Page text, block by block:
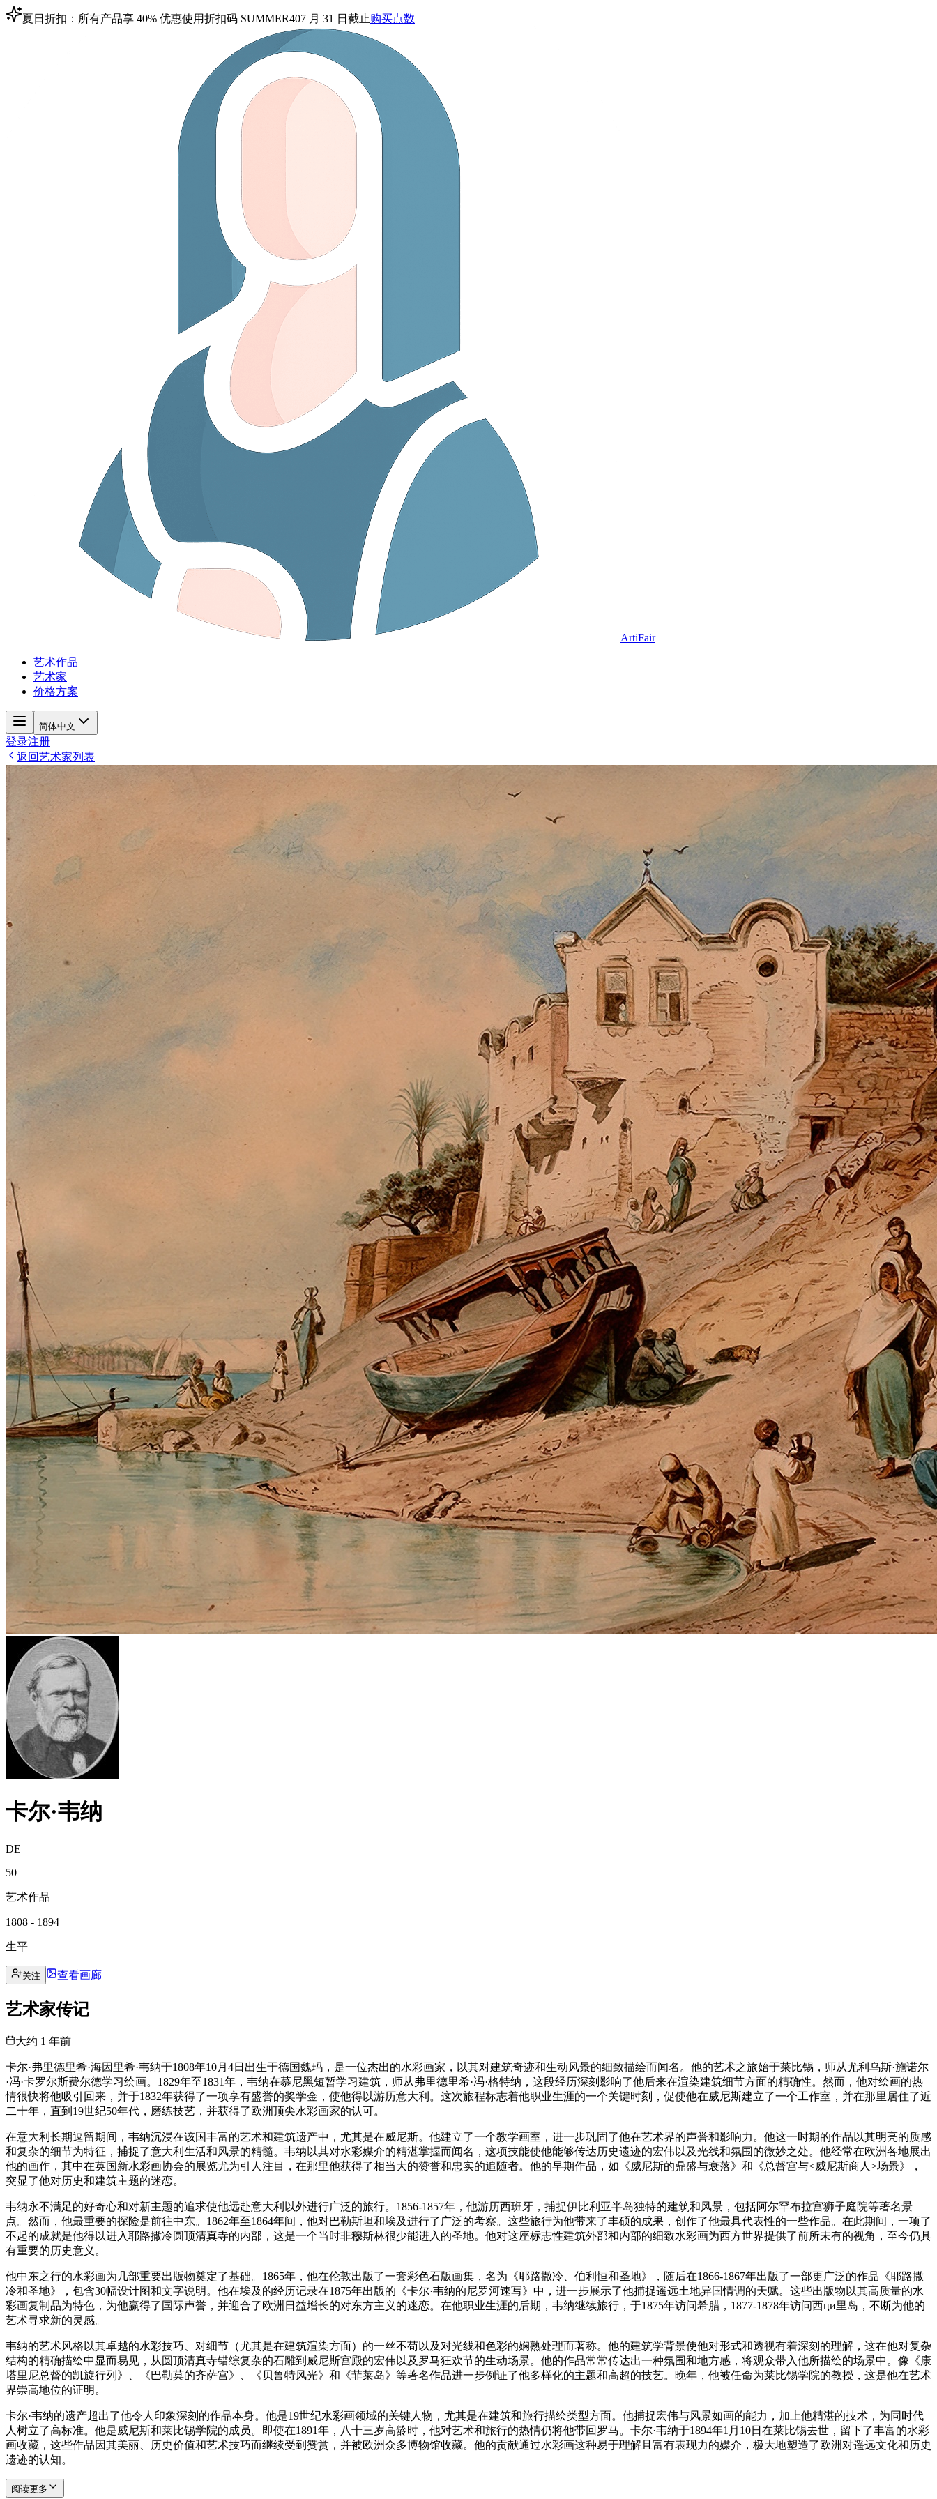
夏日折扣：所有产品享 40% 优惠使用折扣码 SUMMER407 月 31 日截止购买点数
ArtiFair
艺术作品
艺术家
价格方案
简体中文
登录注册
返回艺术家列表
卡尔·韦纳
DE
50
艺术作品
1808 - 1894
生平
关注 查看画廊
艺术家传记
大约 1 年前
卡尔·弗里德里希·海因里希·韦纳于1808年10月4日出生于德国魏玛，是一位杰出的水彩画家，以其对建筑奇迹和生动风景的细致描绘而闻名。他的艺术之旅始于莱比锡，师从尤利乌斯·施诺尔
·冯·卡罗尔斯费尔德学习绘画。1829年至1831年，韦纳在慕尼黑短暂学习建筑，师从弗里德里希·冯·格特纳，这段经历深刻影响了他后来在渲染建筑细节方面的精确性。然而，他对绘画的热
情很快将他吸引回来，并于1832年获得了一项享有盛誉的奖学金，使他得以游历意大利。这次旅程标志着他职业生涯的一个关键时刻，促使他在威尼斯建立了一个工作室，并在那里居住了近
二十年，直到19世纪50年代，磨练技艺，并获得了欧洲顶尖水彩画家的认可。
在意大利长期逗留期间，韦纳沉浸在该国丰富的艺术和建筑遗产中，尤其是在威尼斯。他建立了一个教学画室，进一步巩固了他在艺术界的声誉和影响力。他这一时期的作品以其明亮的质感
和复杂的细节为特征，捕捉了意大利生活和风景的精髓。韦纳以其对水彩媒介的精湛掌握而闻名，这项技能使他能够传达历史遗迹的宏伟以及光线和氛围的微妙之处。他经常在欧洲各地展出
他的画作，其中在英国新水彩画协会的展览尤为引人注目，在那里他获得了相当大的赞誉和忠实的追随者。他的早期作品，如《威尼斯的鼎盛与衰落》和《总督宫与<威尼斯商人>场景》，
突显了他对历史和建筑主题的迷恋。
韦纳永不满足的好奇心和对新主题的追求使他远赴意大利以外进行广泛的旅行。1856-1857年，他游历西班牙，捕捉伊比利亚半岛独特的建筑和风景，包括阿尔罕布拉宫狮子庭院等著名景
点。然而，他最重要的探险是前往中东。1862年至1864年间，他对巴勒斯坦和埃及进行了广泛的考察。这些旅行为他带来了丰硕的成果，创作了他最具代表性的一些作品。在此期间，一项了
不起的成就是他得以进入耶路撒冷圆顶清真寺的内部，这是一个当时非穆斯林很少能进入的圣地。他对这座标志性建筑外部和内部的细致水彩画为西方世界提供了前所未有的视角，至今仍具
有重要的历史意义。
他中东之行的水彩画为几部重要出版物奠定了基础。1865年，他在伦敦出版了一套彩色石版画集，名为《耶路撒冷、伯利恒和圣地》，随后在1866-1867年出版了一部更广泛的作品《耶路撒
冷和圣地》，包含30幅设计图和文字说明。他在埃及的经历记录在1875年出版的《卡尔·韦纳的尼罗河速写》中，进一步展示了他捕捉遥远土地异国情调的天赋。这些出版物以其高质量的水
彩画复制品为特色，为他赢得了国际声誉，并迎合了欧洲日益增长的对东方主义的迷恋。在他职业生涯的后期，韦纳继续旅行，于1875年访问希腊，1877-1878年访问西ци里岛，不断为他的
艺术寻求新的灵感。
韦纳的艺术风格以其卓越的水彩技巧、对细节（尤其是在建筑渲染方面）的一丝不苟以及对光线和色彩的娴熟处理而著称。他的建筑学背景使他对形式和透视有着深刻的理解，这在他对复杂
结构的精确描绘中显而易见，从圆顶清真寺错综复杂的石雕到威尼斯宫殿的宏伟以及罗马狂欢节的生动场景。他的作品常常传达出一种氛围和地方感，将观众带入他所描绘的场景中。像《康
塔里尼总督的凯旋行列》、《巴勒莫的齐萨宫》、《贝鲁特风光》和《菲莱岛》等著名作品进一步例证了他多样化的主题和高超的技艺。晚年，他被任命为莱比锡学院的教授，这是他在艺术
界崇高地位的证明。
卡尔·韦纳的遗产超出了他令人印象深刻的作品本身。他是19世纪水彩画领域的关键人物，尤其是在建筑和旅行描绘类型方面。他捕捉宏伟与风景如画的能力，加上他精湛的技术，为同时代
人树立了高标准。他是威尼斯和莱比锡学院的成员。即使在1891年，八十三岁高龄时，他对艺术和旅行的热情仍将他带回罗马。卡尔·韦纳于1894年1月10日在莱比锡去世，留下了丰富的水彩
画收藏，这些作品因其美丽、历史价值和艺术技巧而继续受到赞赏，并被欧洲众多博物馆收藏。他的贡献通过水彩画这种易于理解且富有表现力的媒介，极大地塑造了欧洲对遥远文化和历史
遗迹的认知。
阅读更多